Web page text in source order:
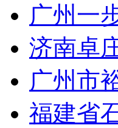
广州一
济南卓
广州市
福建省